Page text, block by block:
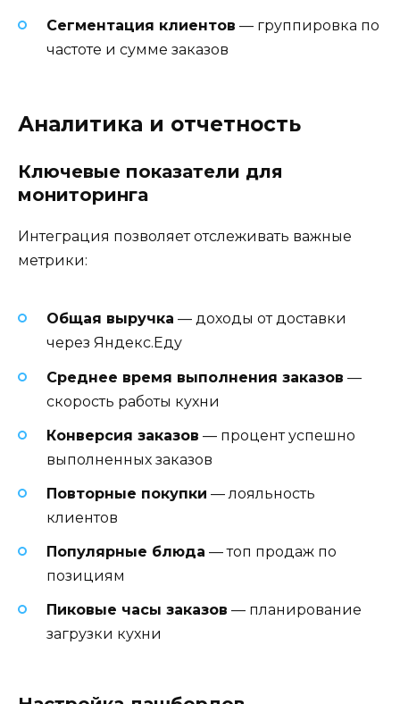
Сегментация клиентов — группировка по
частоте и сумме заказов
Аналитика и отчетность
Ключевые показатели для
мониторинга
Интеграция позволяет отслеживать важные
метрики:
Общая выручка — доходы от доставки
через Яндекс.Еду
Среднее время выполнения заказов —
скорость работы кухни
Конверсия заказов — процент успешно
выполненных заказов
Повторные покупки — лояльность
клиентов
Популярные блюда — топ продаж по
позициям
Пиковые часы заказов — планирование
загрузки кухни